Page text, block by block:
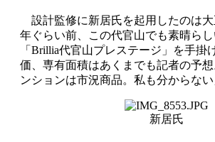
設計監修に新居氏を起用したのは大
年ぐらい前、この代官山でも素晴ら
「Brillia代官山プレステージ」を手掛
価、専有面積はあくまでも記者の予
ンションは市況商品。私も分からない
新居氏